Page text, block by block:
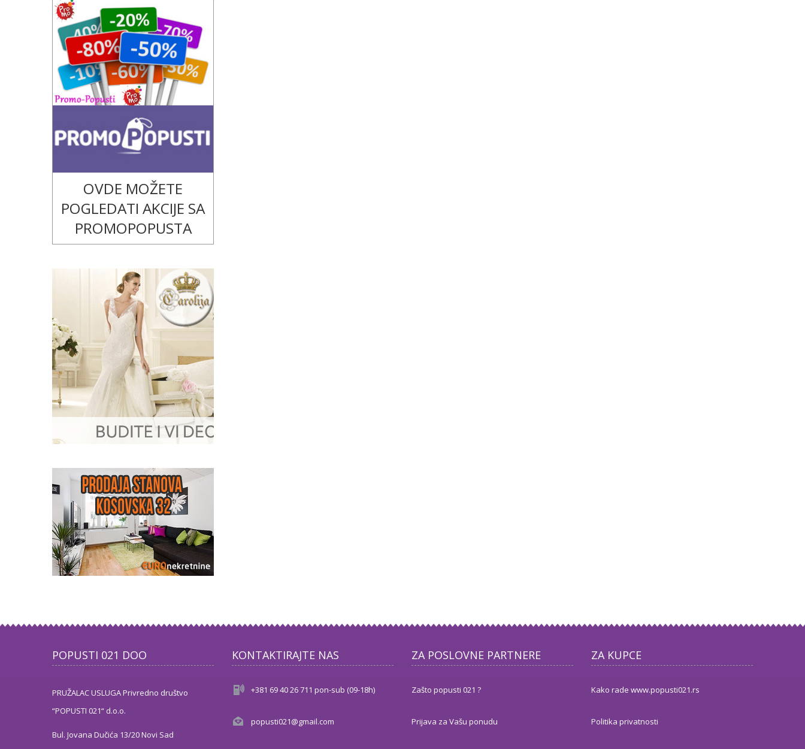
OVDE MOŽETE
POGLEDATI AKCIJE SA
PROMOPOPUSTA
POPUSTI 021 DOO
PRUŽALAC USLUGA Privredno društvo
“POPUSTI 021“ d.o.o.
Bul. Jovana Dučića 13/20 Novi Sad
KONTAKTIRAJTE NAS
+381 69 40 26 711 pon-sub (09-18h)
popusti021@gmail.com
ZA POSLOVNE PARTNERE
Zašto popusti 021 ?
Prijava za Vašu ponudu
ZA KUPCE
Kako rade www.popusti021.rs
Politika privatnosti